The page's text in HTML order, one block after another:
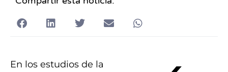
En los estudios de la